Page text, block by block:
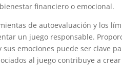
financiero o emocional.
de autoevaluación y los
un juego responsable.
sus emociones puede ser clave
al juego contribuye a